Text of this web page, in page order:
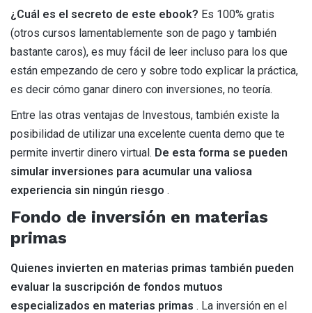
¿Cuál es el secreto de este ebook? Es 100% gratis
(otros cursos lamentablemente son de pago y también
bastante caros), es muy fácil de leer incluso para los que
están empezando de cero y sobre todo explicar la práctica,
es decir cómo ganar dinero con inversiones, no teoría.
Entre las otras ventajas de Investous, también existe la
posibilidad de utilizar una excelente cuenta demo que te
permite invertir dinero virtual. De esta forma se pueden
simular inversiones para acumular una valiosa
experiencia sin ningún riesgo .
Fondo de inversión en materias
primas
Quienes invierten en materias primas también pueden
evaluar la suscripción de fondos mutuos
especializados en materias primas . La inversión en el